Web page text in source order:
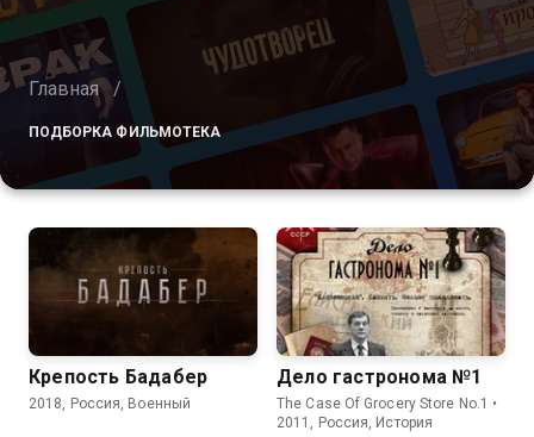
Главная /
ПОДБОРКА ФИЛЬМОТЕКА
Крепость Бадабер
2018, Россия, Военный
Дело гастронома №1
The Case Of Grocery Store No.1 •
2011, Россия, История